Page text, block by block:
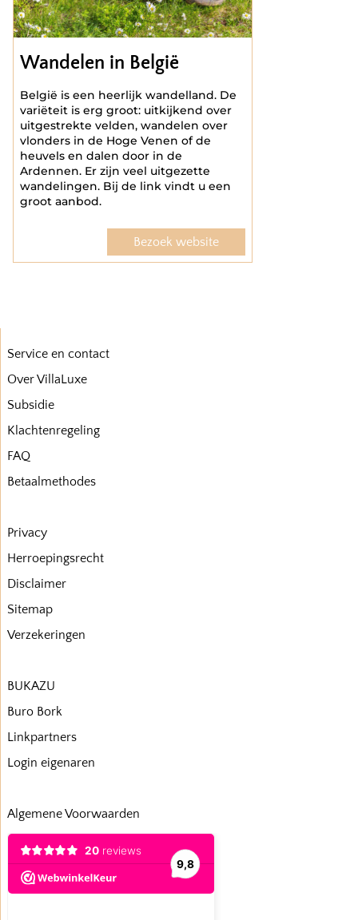
Wandelen in België
België is een heerlijk wandelland. De
variëteit is erg groot: uitkijkend over
uitgestrekte velden, wandelen over
vlonders in de Hoge Venen of de
heuvels en dalen door in de
Ardennen. Er zijn veel uitgezette
wandelingen. Bij de link vindt u een
groot aanbod.
Bezoek website
Service en contact
Over VillaLuxe
Subsidie
Klachtenregeling
FAQ
Betaalmethodes
Privacy
Herroepingsrecht
Disclaimer
Sitemap
Verzekeringen
BUKAZU
Buro Bork
Linkpartners
Login eigenaren
Algemene Voorwaarden